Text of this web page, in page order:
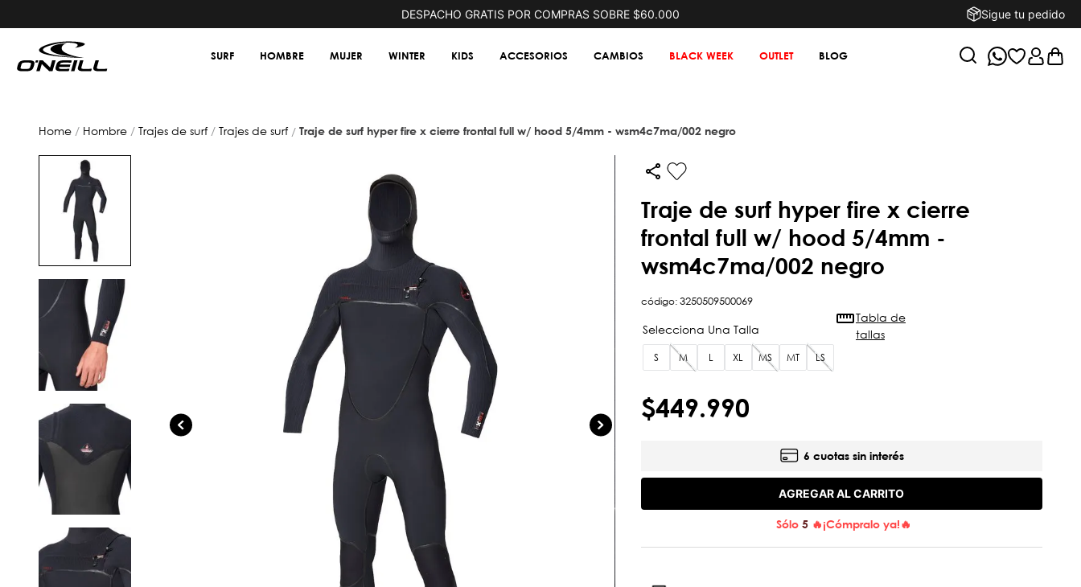
DESPACHO GRATIS POR COMPRAS SOBRE $60.000 Sigue tu pedido
SURF HOMBRE MUJER WINTER KIDS ACCESORIOS CAMBIOS BLACK WEEK OUTLET BLOG
hombre trajes de surf trajes de surf traje de surf hyper fire x cierre frontal full w/ hood 5/4mm - wsm4c7ma/002 negro
traje de surf hyper fire x cierre
frontal full w/ hood 5/4mm -
wsm4c7ma/002 negro
código:3250509500069
S M L XL MS MT LS
Tabla de
tallas
$449.990
6 cuotas sin interés
AGREGAR AL CARRITO
Sólo 5🔥¡Cómpralo ya!🔥